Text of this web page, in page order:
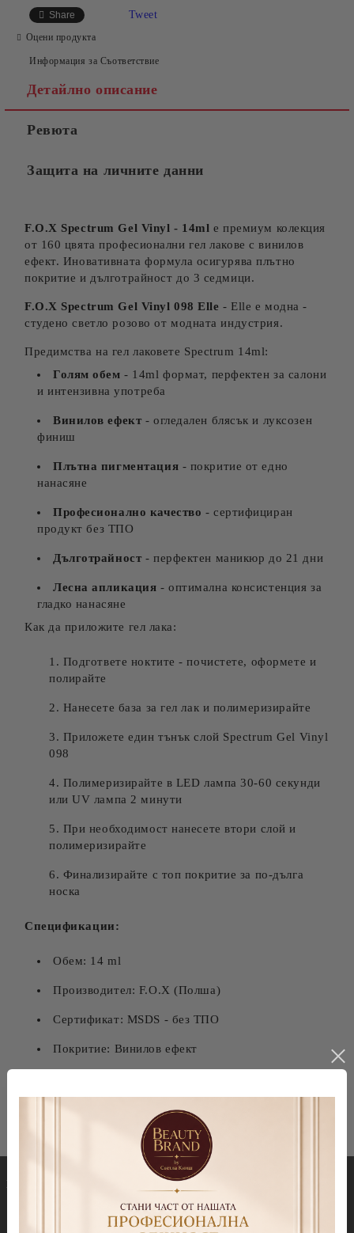
Съгласен съм с
Ние ще се свържем с вас в рамките на работния ден.
Share Tweet
Оцени продукта
Информация за Съответствие
Детайлно описание
Ревюта
Защита на личните данни
F.O.X Spectrum Gel Vinyl - 14ml е премиум колекция
от 160 цвята професионални гел лакове с винилов
ефект. Иновативната формула осигурява плътно
покритие и дълготрайност до 3 седмици.
F.O.X Spectrum Gel Vinyl 098 Elle - Elle е модна -
студено светло розово от модната индустрия.
Предимства на гел лаковете Spectrum 14ml:
Голям обем - 14ml формат, перфектен за салони
и интензивна употреба
Винилов ефект - огледален блясък и луксозен
финиш
Плътна пигментация - покритие от едно
нанасяне
Професионално качество - сертифициран
продукт без ТПО
Дълготрайност - перфектен маникюр до 21 дни
Лесна апликация - оптимална консистенция за
гладко нанасяне
Как да приложите гел лака:
Подгответе ноктите - почистете, оформете и
полирайте
Нанесете база за гел лак и полимеризирайте
Приложете един тънък слой Spectrum Gel Vinyl
098
Полимеризирайте в LED лампа 30-60 секунди
или UV лампа 2 минути
При необходимост нанесете втори слой и
полимеризирайте
Финализирайте с топ покритие за по-дълга
носка
Спецификации:
Обем: 14 ml
Производител: F.O.X (Полша)
Сертификат: MSDS - без ТПО
Покритие: Винилов ефект
Гел лакове
Колекция Spectrum 7ml
Декорации
Blooming gel